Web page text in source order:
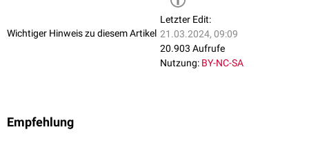
Wichtiger Hinweis zu diesem Artikel
Letzter Edit:
21.03.2024, 09:09
20.903 Aufrufe
Nutzung: BY-NC-SA
Empfehlung